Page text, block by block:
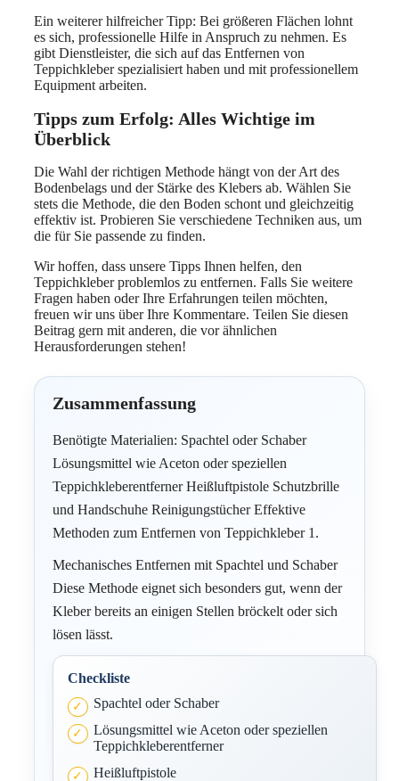
Ein weiterer hilfreicher Tipp: Bei größeren Flächen lohnt
es sich, professionelle Hilfe in Anspruch zu nehmen. Es
gibt Dienstleister, die sich auf das Entfernen von
Teppichkleber spezialisiert haben und mit professionellem
Equipment arbeiten.
Tipps zum Erfolg: Alles Wichtige im
Überblick
Die Wahl der richtigen Methode hängt von der Art des
Bodenbelags und der Stärke des Klebers ab. Wählen Sie
stets die Methode, die den Boden schont und gleichzeitig
effektiv ist. Probieren Sie verschiedene Techniken aus, um
die für Sie passende zu finden.
Wir hoffen, dass unsere Tipps Ihnen helfen, den
Teppichkleber problemlos zu entfernen. Falls Sie weitere
Fragen haben oder Ihre Erfahrungen teilen möchten,
freuen wir uns über Ihre Kommentare. Teilen Sie diesen
Beitrag gern mit anderen, die vor ähnlichen
Herausforderungen stehen!
Zusammenfassung
Benötigte Materialien: Spachtel oder Schaber
Lösungsmittel wie Aceton oder speziellen
Teppichkleberentferner Heißluftpistole Schutzbrille
und Handschuhe Reinigungstücher Effektive
Methoden zum Entfernen von Teppichkleber 1.
Mechanisches Entfernen mit Spachtel und Schaber
Diese Methode eignet sich besonders gut, wenn der
Kleber bereits an einigen Stellen bröckelt oder sich
lösen lässt.
Checkliste
Spachtel oder Schaber
Lösungsmittel wie Aceton oder speziellen
Teppichkleberentferner
Heißluftpistole